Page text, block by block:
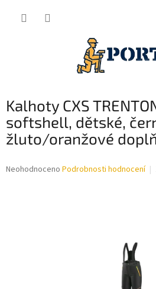
Kalhoty CXS
softshell, dětské,
žluto/oranžové
Průměrné
Neohodnoceno Podrobnosti hodnocení